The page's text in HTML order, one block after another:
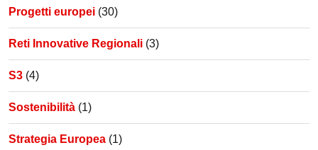
Progetti europei (30)
Reti Innovative Regionali (3)
S3 (4)
Sostenibilità (1)
Strategia Europea (1)